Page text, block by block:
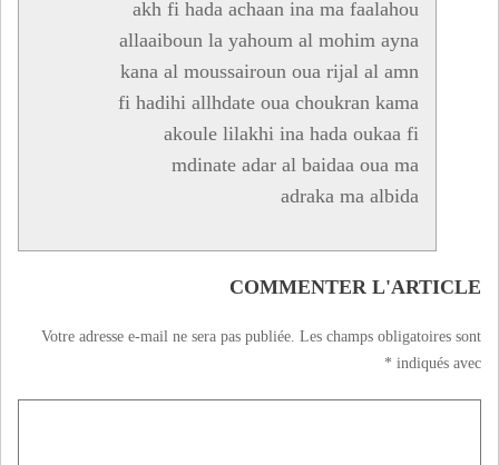
akh fi hada achaan ina ma faalahou
allaaiboun la yahoum al mohim ayna
kana al moussairoun oua rijal al amn
fi hadihi allhdate oua choukran kama
akoule lilakhi ina hada oukaa fi
mdinate adar al baidaa oua ma
adraka ma albida
COMMENTER L'ARTICLE
Votre adresse e-mail ne sera pas publiée. Les champs obligatoires sont
indiqués avec
*